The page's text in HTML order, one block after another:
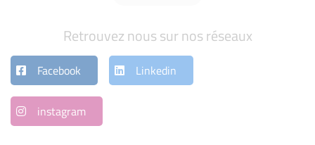
Retrouvez nous sur nos réseaux
Facebook Linkedin
instagram